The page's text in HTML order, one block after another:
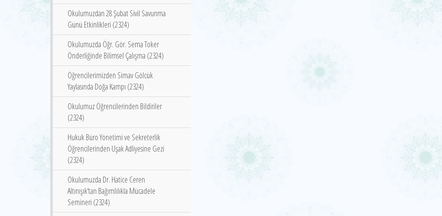
Okulumuzdan 28 Şubat Sivil Savunma
Günü Etkinlikleri (2324)
Okulumuzda Öğr. Gör. Sema Toker
Önderliğinde Bilimsel Çalışma (2324)
Öğrencilerimizden Simav Gölcük
Yaylasında Doğa Kampı (2324)
Okulumuz Öğrencilerinden Bildiriler
(2324)
Hukuk Büro Yönetimi ve Sekreterlik
Öğrencilerinden Uşak Adliyesine Gezi
(2324)
Okulumuzda Dr. Hatice Ceren
Altınışık‘tan Bağımlılıkla Mücadele
Semineri (2324)